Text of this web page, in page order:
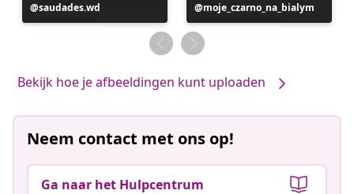
Bericht
gepubliceerd
saudades.wd
Bericht
gepubliceerd
door
moje_czarno_na_bialym
Bekijk hoe je afbeeldingen kunt uploaden
Neem contact met ons op!
Ga naar het Hulpcentrum